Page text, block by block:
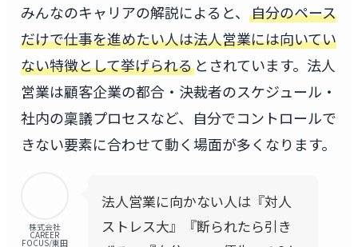
みんなのキャリアの解説によると、 自分のペース
だけで仕事を進めたい人は法人営業には向いてい
ない特徴として挙げられるとされています。法人
営業は顧客企業の都合・決裁者のスケジュール・
社内の稟議プロセスなど、自分でコントロールで
きない要素に合わせて動く場面が多くなります。
株式会社
CAREER
FOCUS/東田
法人営業に向かない人は『対人
ストレス大』『断られたら引き